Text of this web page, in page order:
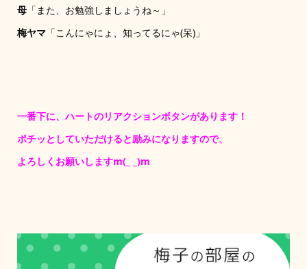
母「また、お勉強しましょうね～」
梅ヤマ「こんにゃにょ、知ってるにゃ(呆)」
一番下に、ハートのリアクションボタンがあります！
ポチッとしていただけると励みになりますので、
よろしくお願いしますm(_ _)m